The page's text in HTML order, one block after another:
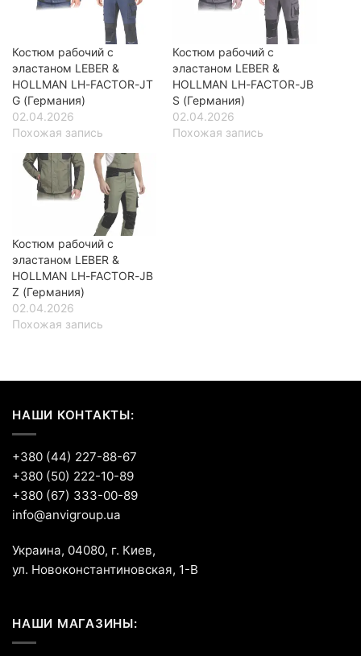
Костюм рабочий с
эластаном LEBER &
HOLLMAN LH-FACTOR-JT
G (Германия)
02.04.2026
Похожая запись
Костюм рабочий с
эластаном LEBER &
HOLLMAN LH-FACTOR-JB
S (Германия)
02.04.2026
Похожая запись
Костюм рабочий с
эластаном LEBER &
HOLLMAN LH-FACTOR-JB
Z (Германия)
02.04.2026
Похожая запись
НАШИ КОНТАКТЫ:
+380 (44) 227-88-67
+380 (50) 222-10-89
+380 (67) 333-00-89
info@anvigroup.ua
Украина, 04080, г. Киев,
ул. Новоконстантиновская, 1-В
НАШИ МАГАЗИНЫ: